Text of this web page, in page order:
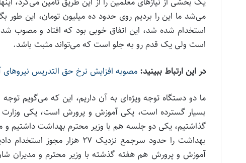
می‌شد ما این را بردیم روی حدود ده میلیون تومان، این
استخدام شده شد، این اتفاق خوبی بود که افتاد و مصوب شد
است ولی یک قدم رو به جلو است که می‌تواند مثبت باشد.
در این ارتباط ببینید: مصوبه افزایش نرخ حق التدریس نیروهای آزاد
ما دو دستگاه توجه ویژه‌ای به آن داریم، این که می‌گویم
بسیار گسترده است، یکی آموزش و پرورش است، یکی
گذاشتیم، یکی دو جلسه هم با وزیر محترم بهداشت داشتیم و
بهداشت را حدود سرجمع نزدیک
آموزش و پرورش هم هفته گذشته با وزیر محترم و مدیران